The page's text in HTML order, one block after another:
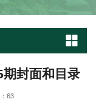
期封面和目录
63